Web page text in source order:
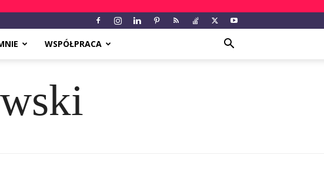
WSPÓŁPRACA